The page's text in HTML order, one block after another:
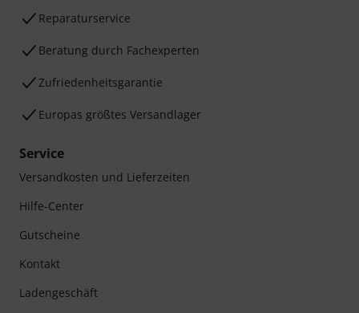
Reparaturservice
Beratung durch Fachexperten
Zufriedenheitsgarantie
Europas größtes Versandlager
Service
Versandkosten und Lieferzeiten
Hilfe-Center
Gutscheine
Kontakt
Ladengeschäft